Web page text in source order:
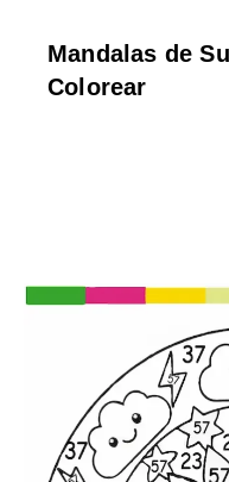
Mandalas de
Colorear